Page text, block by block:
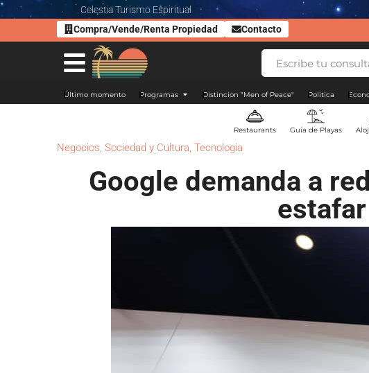
Celestia Turismo Espiritual
Compra/Vende/Renta Propiedad
Contacto
Último momento Programas Distincion "Men of Peace" Politica
Restaurants Guía de Playas
Negocios, Sociedad y Cultura, Tecnologia
Google demanda a